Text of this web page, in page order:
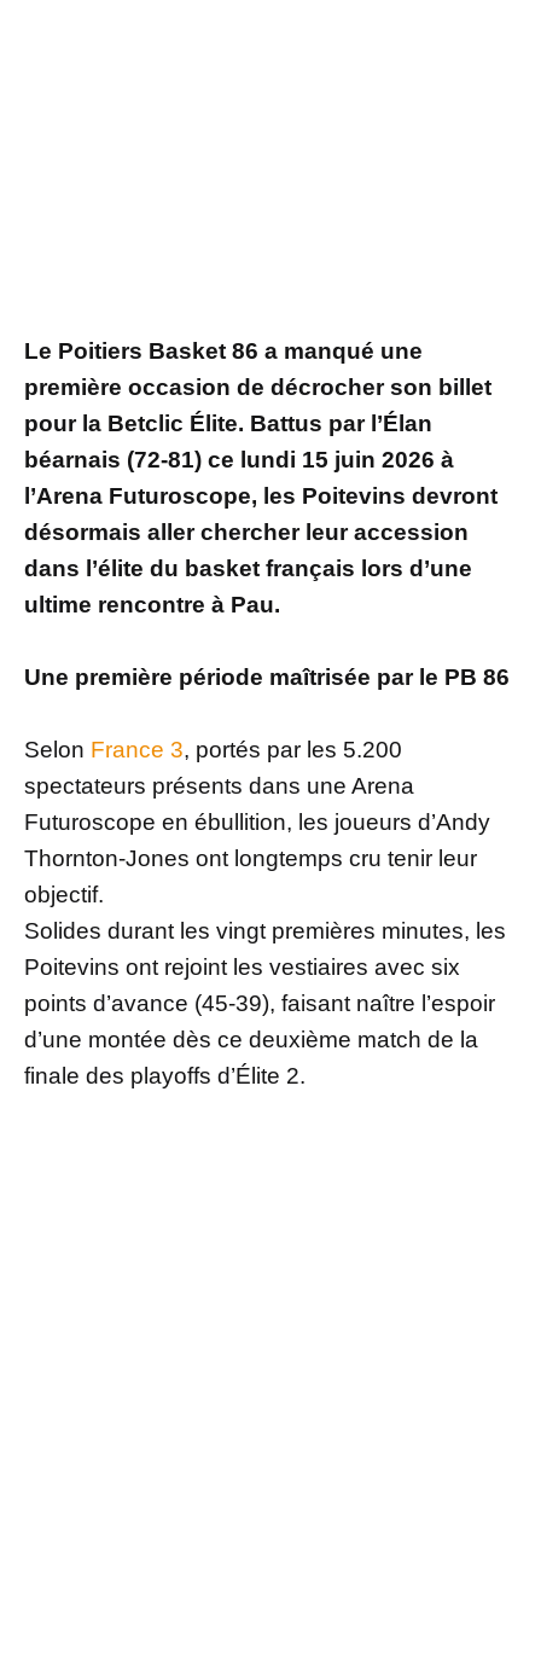
Le Poitiers Basket 86 a manqué une
première occasion de décrocher son billet
pour la Betclic Élite. Battus par l’Élan
béarnais (72-81) ce lundi 15 juin 2026 à
l’Arena Futuroscope, les Poitevins devront
désormais aller chercher leur accession
dans l’élite du basket français lors d’une
ultime rencontre à Pau.
Une première période maîtrisée par le PB 86
Selon France 3, portés par les 5.200
spectateurs présents dans une Arena
Futuroscope en ébullition, les joueurs d’Andy
Thornton-Jones ont longtemps cru tenir leur
objectif.
Solides durant les vingt premières minutes, les
Poitevins ont rejoint les vestiaires avec six
points d’avance (45-39), faisant naître l’espoir
d’une montée dès ce deuxième match de la
finale des playoffs d’Élite 2.